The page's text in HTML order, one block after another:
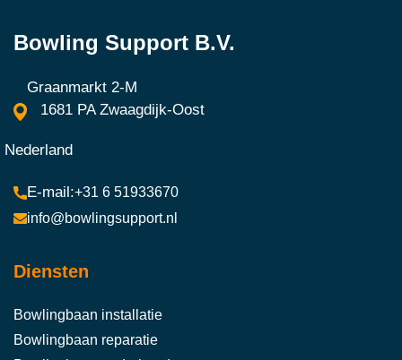
Bowling Support B.V.
Graanmarkt 2-M
1681 PA Zwaagdijk-Oost
Nederland
+31 6 51933670
info@bowlingsupport.nl
Diensten
Bowlingbaan installatie
Bowlingbaan reparatie